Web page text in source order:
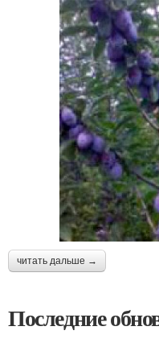
читать дальше →
Последние